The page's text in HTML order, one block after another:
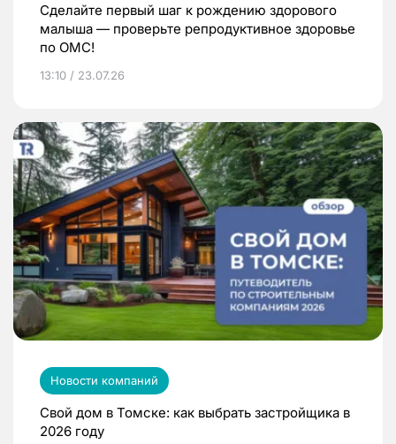
Сделайте первый шаг к рождению здорового
малыша — проверьте репродуктивное здоровье
по ОМС!
13:10 / 23.07.26
Новости компаний
Свой дом в Томске: как выбрать застройщика в
2026 году